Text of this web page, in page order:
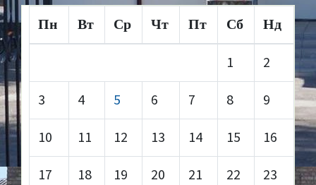
Пн Вт Ср Чт Пт Сб Нд
1 2
3 4 5 6 7 8 9
10 11 12 13 14 15 16
17 18 19 20 21 22 23